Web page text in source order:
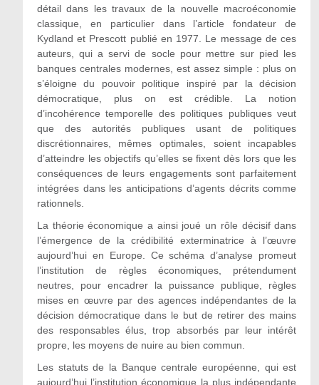
détail dans les travaux de la nouvelle macroéconomie
classique, en particulier dans l’article fondateur de
Kydland et Prescott publié en 1977. Le message de ces
auteurs, qui a servi de socle pour mettre sur pied les
banques centrales modernes, est assez simple : plus on
s’éloigne du pouvoir politique inspiré par la décision
démocratique, plus on est crédible. La notion
d’incohérence temporelle des politiques publiques veut
que des autorités publiques usant de politiques
discrétionnaires, mêmes optimales, soient incapables
d’atteindre les objectifs qu’elles se fixent dès lors que les
conséquences de leurs engagements sont parfaitement
intégrées dans les anticipations d’agents décrits comme
rationnels.
La théorie économique a ainsi joué un rôle décisif dans
l’émergence de la crédibilité exterminatrice à l’œuvre
aujourd’hui en Europe. Ce schéma d’analyse promeut
l’institution de règles économiques, prétendument
neutres, pour encadrer la puissance publique, règles
mises en œuvre par des agences indépendantes de la
décision démocratique dans le but de retirer des mains
des responsables élus, trop absorbés par leur intérêt
propre, les moyens de nuire au bien commun.
Les statuts de la Banque centrale européenne, qui est
aujourd’hui l’institution économique la plus indépendante